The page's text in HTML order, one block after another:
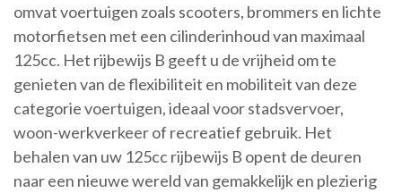
omvat voertuigen zoals scooters, brommers en lichte
motorfietsen met een cilinderinhoud van maximaal
125cc. Het rijbewijs B geeft u de vrijheid om te
genieten van de flexibiliteit en mobiliteit van deze
categorie voertuigen, ideaal voor stadsvervoer,
woon-werkverkeer of recreatief gebruik. Het
behalen van uw 125cc rijbewijs B opent de deuren
naar een nieuwe wereld van gemakkelijk en plezierig